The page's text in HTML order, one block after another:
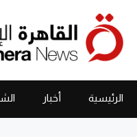
الرئيسية أخبار